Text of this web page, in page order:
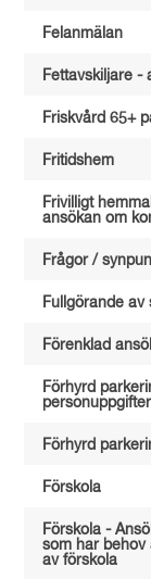
Felanmälan
Fettavskiljare -
Friskvård 65+
Fritidshem
Frivilligt
ansökan om
Frågor /
Fullgörande
Förenklad
Förhyrd
personuppgifter
Förhyrd
Förskola
Förskola -
som har behov
av förskola